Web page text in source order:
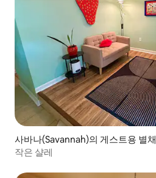
사바나(Savannah)의 게스트용 별채
작은 샬레